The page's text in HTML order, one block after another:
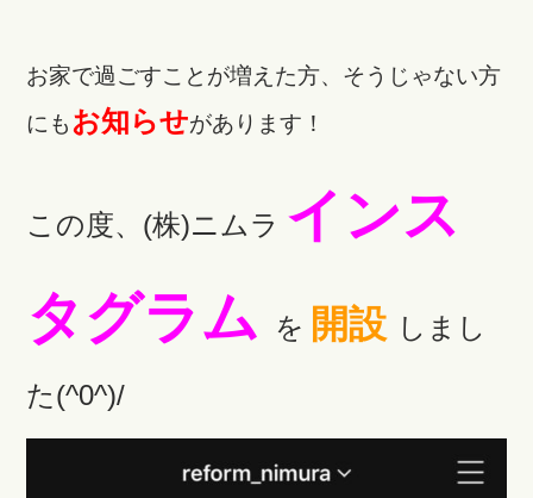
お家で過ごすことが増えた方、そうじゃない方
にも お知らせがあります！
この度、(株)ニムラ インス
タグラム
を 開設 しまし
た(^0^)/